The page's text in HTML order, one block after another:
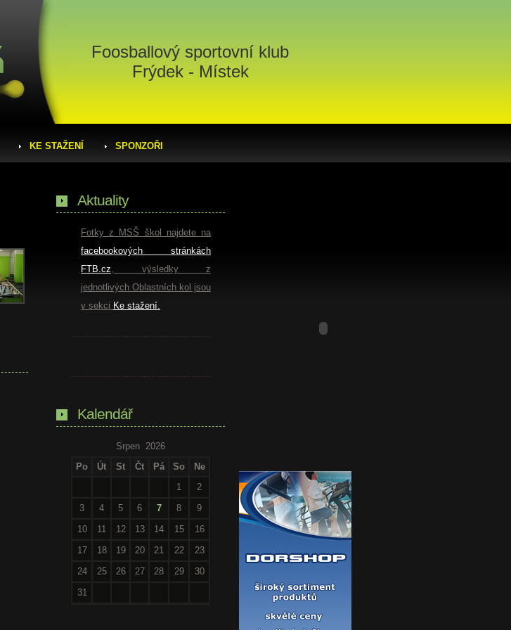
Foosballový sportovní klub
Frýdek - Místek
KE STAŽENÍ SPONZOŘI
Aktuality
Fotky z MSŠ škol najdete na
facebookových stránkách
FTB.cz, výsledky z
jednotlivých Oblastních kol jsou
v sekci Ke stažení.
Kalendář
Srpen 2026
Po
Út St Čt Pá So
Ne
1
2
3
4 5 6 7 8
9
10
11 12 13 14 15
16
17
18 19 20 21 22
23
24
25 26 27 28 29
30
31